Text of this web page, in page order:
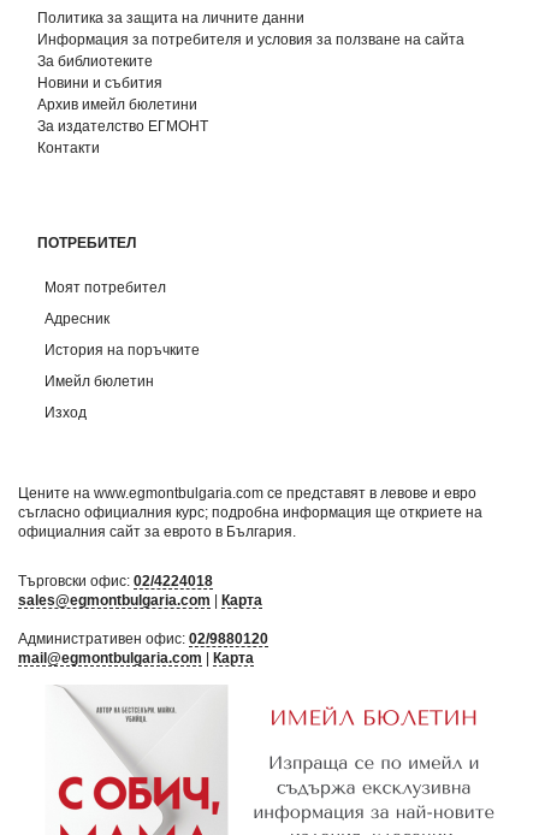
Политика за защита на личните данни
Информация за потребителя и условия за ползване на сайта
За библиотеките
Новини и събития
Архив имейл бюлетини
За издателство ЕГМОНТ
Контакти
ПОТРЕБИТЕЛ
Моят потребител
Адресник
История на поръчките
Имейл бюлетин
Изход
Цените на www.egmontbulgaria.com се представят в левове и евро
съгласно официалния курс; подробна информация ще откриете на
официалния сайт за еврото в България
Търговски офис: 02/4224018
sales@egmontbulgaria.com
Карта
Административен офис: 02/9880120
mail@egmontbulgaria.com
Карта